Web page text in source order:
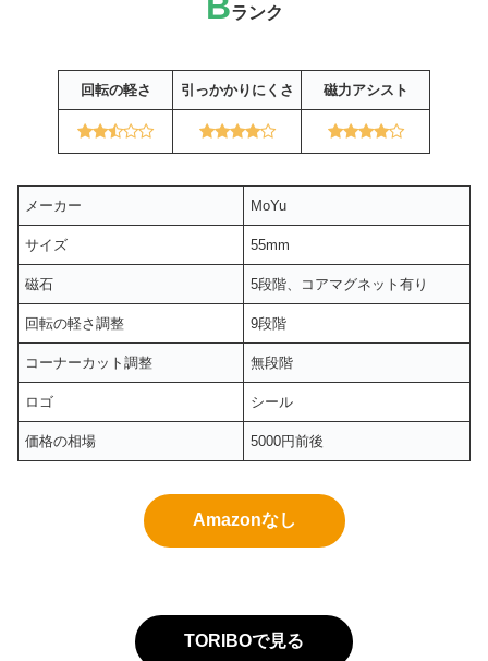
ランク
回転の軽さ 引っかかりにくさ 磁力アシスト
メーカー MoYu
サイズ 55mm
磁石 5段階、コアマグネット有り
回転の軽さ調整 9段階
コーナーカット調整 無段階
ロゴ シール
価格の相場 5000円前後
Amazonなし
TORIBOで見る